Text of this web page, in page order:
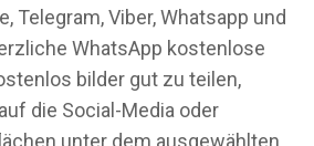
Telegram, Viber, Whatsapp und
WhatsApp kostenlose
bilder gut zu teilen,
die Social-Media oder